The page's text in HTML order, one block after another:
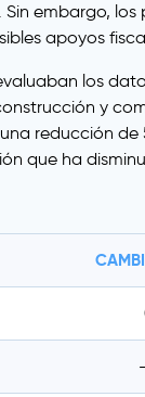
embargo,
apoyos
los
y
reducción
que ha